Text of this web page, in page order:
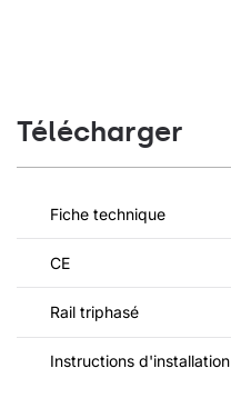
Télécharger
Fiche technique
CE
Rail triphasé
Instructions d'installation